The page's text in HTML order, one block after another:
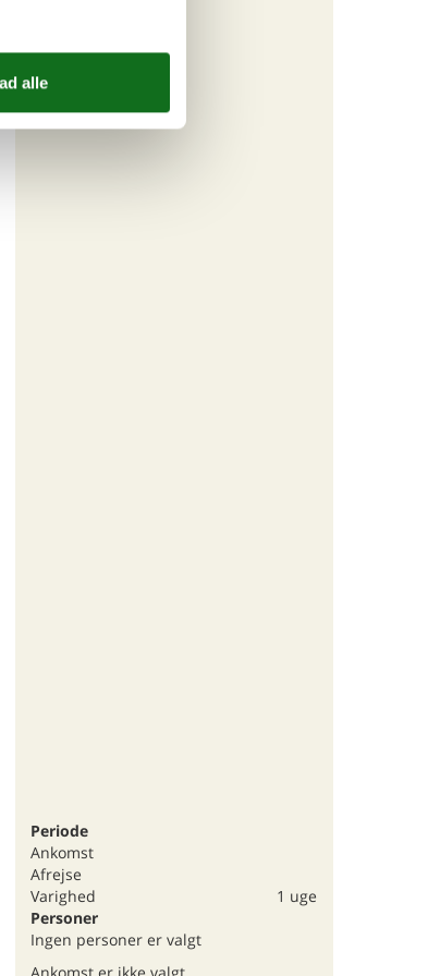
Periode
Ankomst
Afrejse
Varighed
1 uge
Personer
Ingen personer er valgt